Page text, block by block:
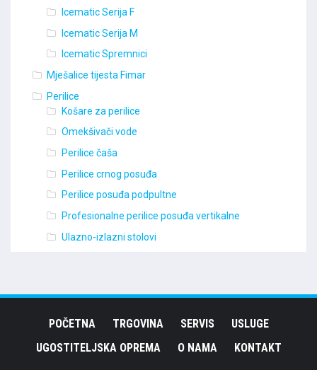
Icematic Serija F
Icematic Serija M
Icematic Spremnici
Mješalice tijesta Fimar
Perilice
Košare za perilice
Omekšivači vode
Perilice čaša
Perilice crnog posuđa
Perilice posuđa podpultne
Profesionalne perilice posuđa vertikalne
Ulazno-izlazni stolovi
POČETNA TRGOVINA SERVIS
USLUGE
UGOSTITELJSKA OPREMA
O NAMA KONTAKT